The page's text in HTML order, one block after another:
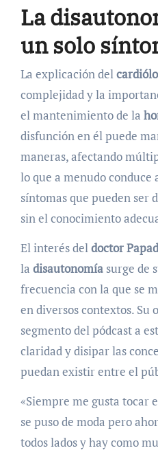
La
un solo
La explicación del
complejidad y la
el mantenimiento de la
disfunción en él puede
maneras, afectando
lo que a menudo conduce
síntomas que pueden ser
sin el conocimiento
El interés deldoctor
la disautonomía surge de
frecuencia con la que se
en diversos contextos. Su
segmento del pódcast a
claridad y disipar las
puedan existir entre el
«Siempre me gusta tocar
se puso de moda pero
todos lados y hay como